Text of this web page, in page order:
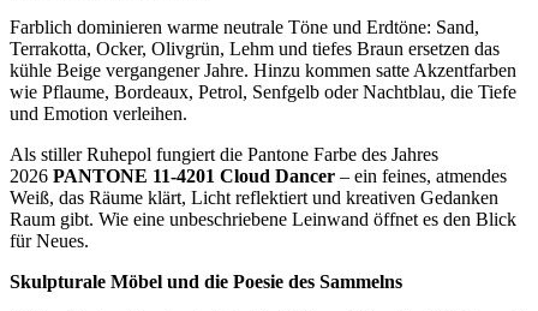
Farblich dominieren warme neutrale Töne und Erdtöne: Sand,
Terrakotta, Ocker, Olivgrün, Lehm und tiefes Braun ersetzen das
kühle Beige vergangener Jahre. Hinzu kommen satte Akzentfarben
wie Pflaume, Bordeaux, Petrol, Senfgelb oder Nachtblau, die Tiefe
und Emotion verleihen.
Als stiller Ruhepol fungiert die Pantone Farbe des Jahres
2026 PANTONE 11-4201 Cloud Dancer – ein feines, atmendes
Weiß, das Räume klärt, Licht reflektiert und kreativen Gedanken
Raum gibt. Wie eine unbeschriebene Leinwand öffnet es den Blick
für Neues.
Skulpturale Möbel und die Poesie des Sammelns